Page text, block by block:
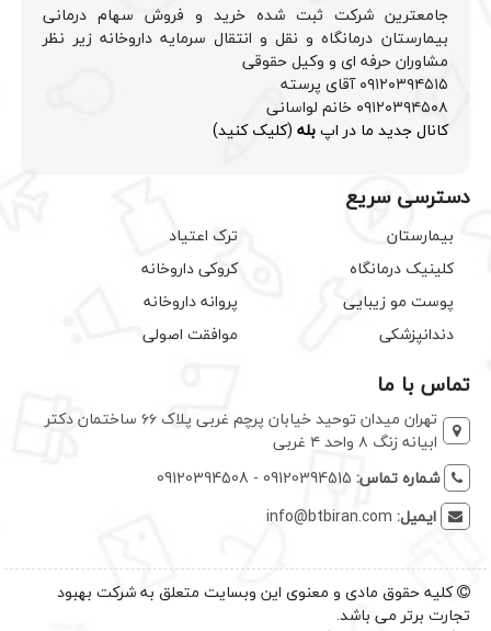
جامعترین شرکت ثبت شده خرید و فروش سهام درمانی
بیمارستان درمانگاه و نقل و انتقال سرمایه داروخانه زیر نظر
مشاوران حرفه ای و وکیل حقوقی
۰۹۱۲۰۳۹۴۵۱۵ آقای پرسته
۰۹۱۲۰۳۹۴۵۰۸ خانم لواسانی
کانال جدید ما در اپبله (کلیک کنید)
دسترسی سریع
بیمارستان
کلینیک درمانگاه
پوست مو زیبایی
دندانپزشکی
ترک اعتیاد
کروکی داروخانه
پروانه داروخانه
موافقت اصولی
تماس با ما
تهران میدان توحید خیابان پرچم غربی پلاک ۶۶ ساختمان دکتر
ابیانه زنگ ۸ واحد ۴ غربی
شماره تماس: 09120394515 - 09120394508
ایمیل: info@btbiran.com
کلیه حقوق مادی و معنوی این وبسایت متعلق به شرکت بهبود
تجارت برتر می باشد.